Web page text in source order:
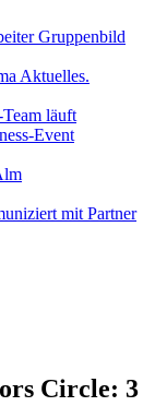
Circle: 3